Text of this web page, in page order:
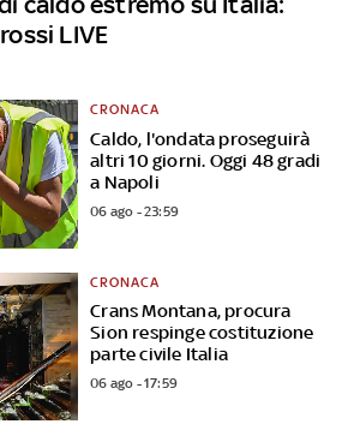
LIVE
Caldo, l'ondata proseguirà
altri 10 giorni. Oggi 48 gradi
a Napoli
CRONACA
06 ago - 23:59
Crans Montana, procura
Sion respinge costituzione
parte civile Italia
CRONACA
06 ago - 17:59